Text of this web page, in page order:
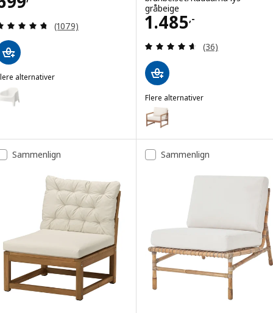
Gjennomgang: 4.7 av 5 stjerner. Samlede
(1079)
alternativer
SKARPÖ, Lenestol, utendørs, hvit
gråbeige
1.485,-
Pris 1485,-
Gjennomgang:
(36)
Flere alternativer
NÄMMARÖ
Alternativ: NÄMMARÖ,
Sammenlign Sammenlign